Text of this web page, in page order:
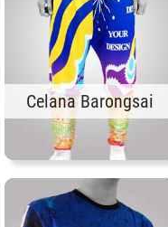
Celana Barongsai